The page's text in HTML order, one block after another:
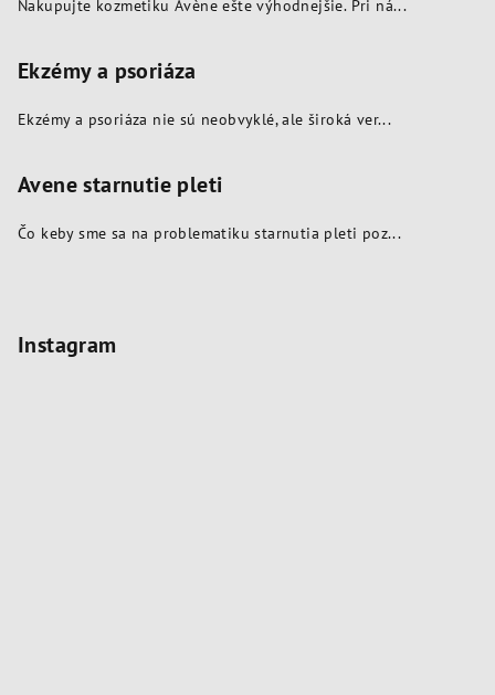
Nakupujte kozmetiku Avène ešte výhodnejšie. Pri ná...
Ekzémy a psoriáza
Ekzémy a psoriáza nie sú neobvyklé, ale široká ver...
Avene starnutie pleti
Čo keby sme sa na problematiku starnutia pleti poz...
Instagram